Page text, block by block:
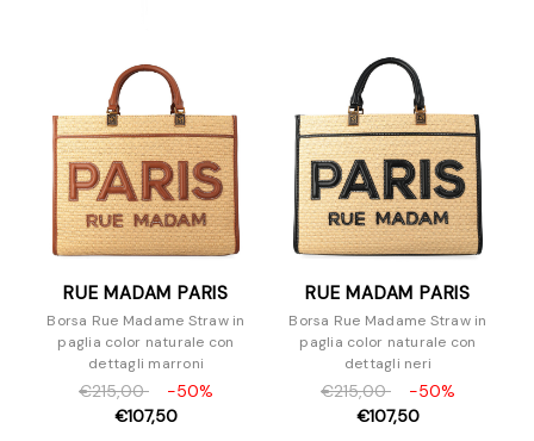
RUE MADAM PARIS
Borsa Rue Madame Straw in
paglia color naturale con
dettagli marroni
€215,00
-50%
€107,50
RUE MADAM PARIS
Borsa Rue Madame Straw in
paglia color naturale con
dettagli neri
€215,00
-50%
€107,50